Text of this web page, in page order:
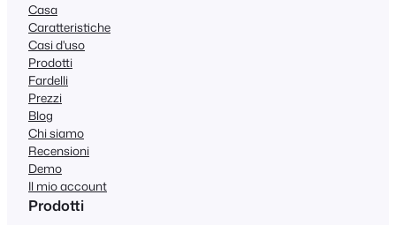
Casa
Caratteristiche
Casi d'uso
Prodotti
Fardelli
Prezzi
Blog
Chi siamo
Recensioni
Demo
Il mio account
Prodotti